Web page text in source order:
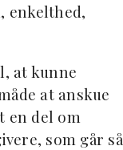
enkelthed,
at kunne
at anskue
en del om
som går så